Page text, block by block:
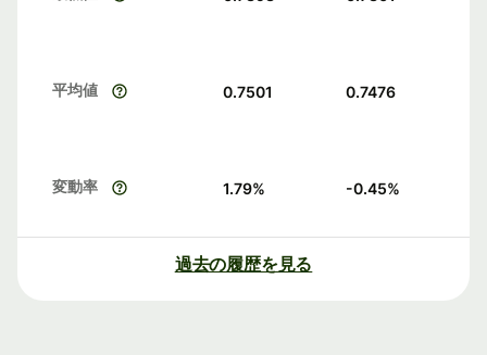
平均値 0.7501 0.7476
変動率 1.79% -0.45%
過去の履歴を見る